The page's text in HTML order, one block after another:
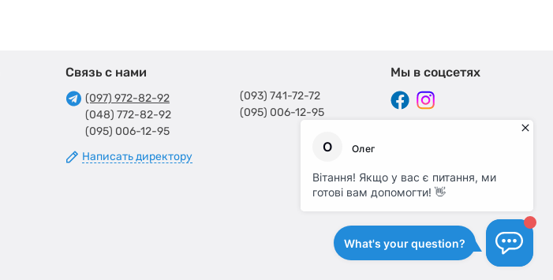
Связь с нами
(097) 972-82-92
(048) 772-82-92
(095) 006-12-95
Написать директору
(093) 741-72-72
(095) 006-12-95
Мы в соцсетях